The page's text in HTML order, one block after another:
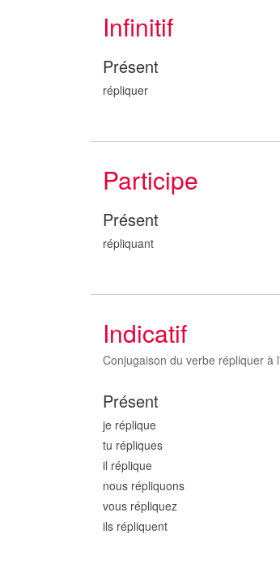
Infinitif
Présent
répliquer
Participe
Présent
répliquant
Indicatif
Conjugaison du verbe répliquer à
Présent
je réplique
tu répliques
il réplique
nous répliquons
vous répliquez
ils répliquent